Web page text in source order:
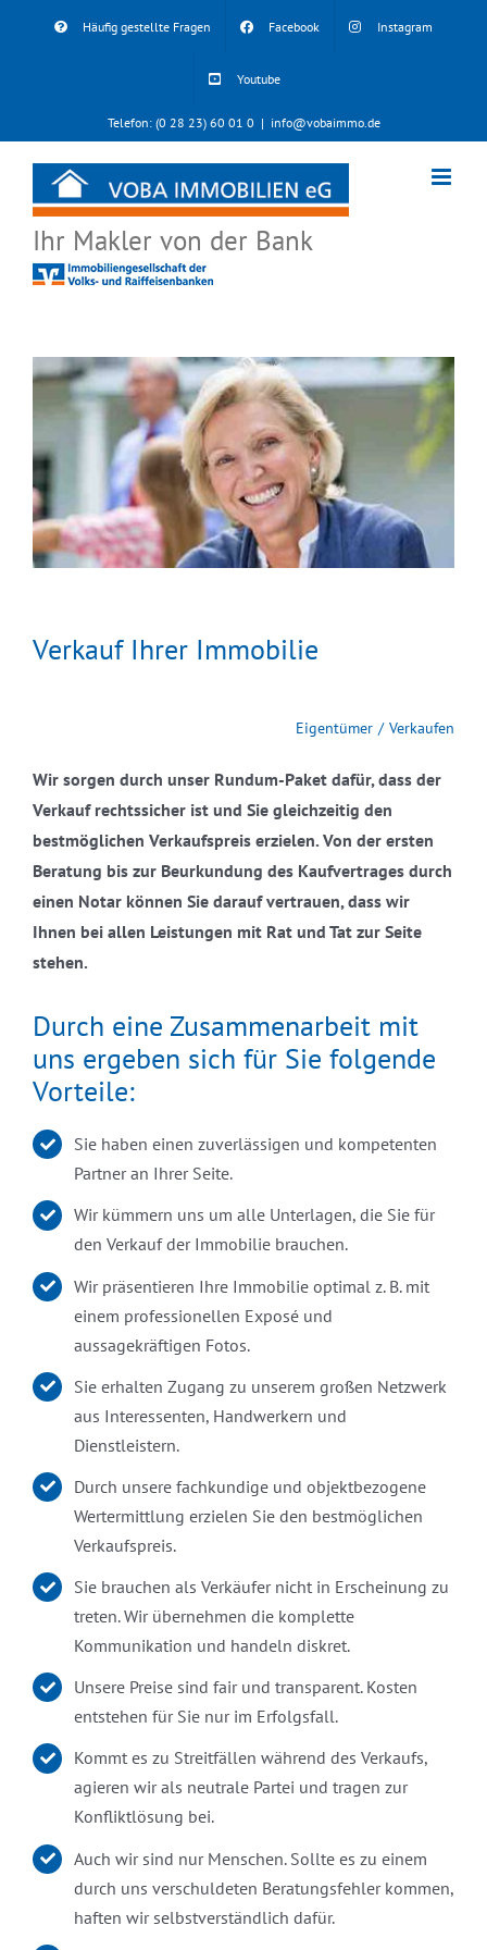
Häufig gestellte Fragen Facebook Instagram
Youtube
Telefon: (0 28 23) 60 01 0 | info@vobaimmo.de
Ihr Makler von der Bank
Verkauf Ihrer Immobilie
Eigentümer Verkaufen
Wir sorgen durch unser Rundum-Paket dafür, dass der
Verkauf rechtssicher ist und Sie gleichzeitig den
bestmöglichen Verkaufspreis erzielen. Von der ersten
Beratung bis zur Beurkundung des Kaufvertrages durch
einen Notar können Sie darauf vertrauen, dass wir
Ihnen bei allen Leistungen mit Rat und Tat zur Seite
stehen.
Durch eine Zusammenarbeit mit
uns ergeben sich für Sie folgende
Vorteile:
Sie haben einen zuverlässigen und kompetenten
Partner an Ihrer Seite.
Wir kümmern uns um alle Unterlagen, die Sie für
den Verkauf der Immobilie brauchen.
Wir präsentieren Ihre Immobilie optimal z. B. mit
einem professionellen Exposé und
aussagekräftigen Fotos.
Sie erhalten Zugang zu unserem großen Netzwerk
aus Interessenten, Handwerkern und
Dienstleistern.
Durch unsere fachkundige und objektbezogene
Wertermittlung erzielen Sie den bestmöglichen
Verkaufspreis.
Sie brauchen als Verkäufer nicht in Erscheinung zu
treten. Wir übernehmen die komplette
Kommunikation und handeln diskret.
Unsere Preise sind fair und transparent. Kosten
entstehen für Sie nur im Erfolgsfall.
Kommt es zu Streitfällen während des Verkaufs,
agieren wir als neutrale Partei und tragen zur
Konfliktlösung bei.
Auch wir sind nur Menschen. Sollte es zu einem
durch uns verschuldeten Beratungsfehler kommen,
haften wir selbstverständlich dafür.